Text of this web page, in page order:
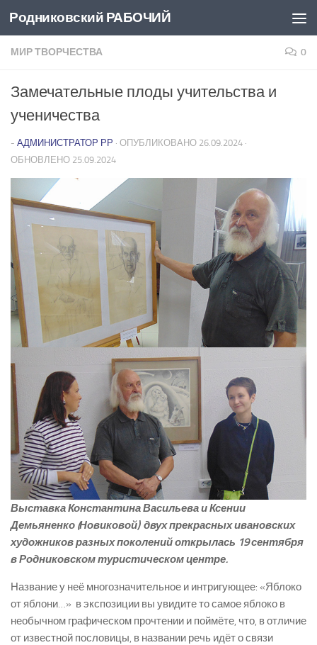
Перейти к содержимому
Родниковский РАБОЧИЙ
МИР ТВОРЧЕСТВА 0
Замечательные плоды учительства и
ученичества
- АДМИНИСТРАТОР РР · ОПУБЛИКОВАНО 26.09.2024 ·
ОБНОВЛЕНО 25.09.2024
Выставка Константина Васильева и Ксении
Демьяненко (Новиковой) ­ двух прекрасных ивановских
художников разных поколений открылась 19 сентября
в Родниковском туристическом центре.
Название у неё многозначительное и интригующее: «Яблоко
от яблони…» ­ в экспозиции вы увидите то самое яблоко в
необычном графическом прочтении и поймёте, что, в отличие
от известной пословицы, в названии речь идёт о связи